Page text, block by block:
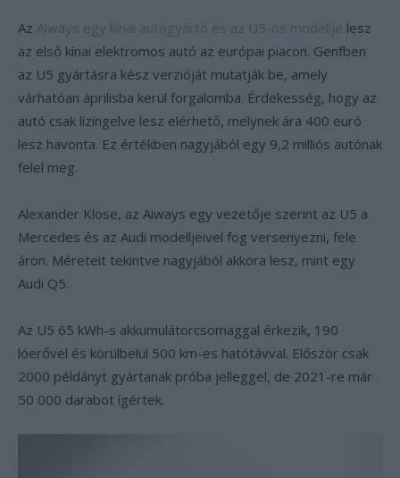
Az Aiways egy kínai autógyártó és az U5-ös modellje lesz
az első kínai elektromos autó az európai piacon. Genfben
az U5 gyártásra kész verzióját mutatják be, amely
várhatóan áprilisba kerül forgalomba. Érdekesség, hogy az
autó csak lízingelve lesz elérhető, melynek ára 400 euró
lesz havonta. Ez értékben nagyjából egy 9,2 milliós autónak
felel meg.
Alexander Klose, az Aiways egy vezetője szerint az U5 a
Mercedes és az Audi modelljeivel fog versenyezni, fele
áron. Méreteit tekintve nagyjából akkora lesz, mint egy
Audi Q5.
Az U5 65 kWh-s akkumulátorcsomaggal érkezik, 190
lóerővel és körülbelül 500 km-es hatótávval. Először csak
2000 példányt gyártanak próba jelleggel, de 2021-re már
50 000 darabot ígértek.